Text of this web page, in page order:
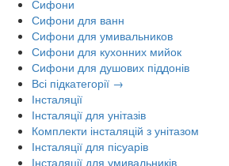
Сифони
Сифони для ванн
Сифони для умивальников
Сифони для кухонних мийок
Сифони для душових піддонів
Всі підкатегорії →
Інсталяції
Інсталяції для унітазів
Комплекти інсталяцій з унітазом
Інсталяції для пісуарів
Інсталяції для умивальників